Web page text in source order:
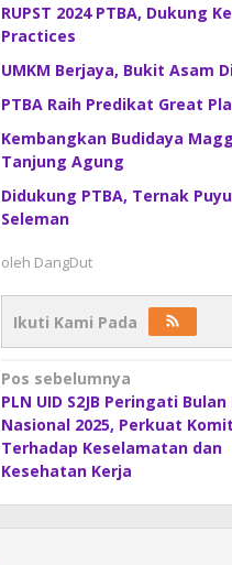
RUPST 2024 PTBA, Dukung
Practices
UMKM Berjaya, Bukit Asam
PTBA Raih Predikat Great
Kembangkan Budidaya
Tanjung Agung
Didukung PTBA, Ternak
Seleman
oleh DangDut
Ikuti Kami Pada
Navigasi
pos
Pos sebelumnya
PLN UID S2JB Peringati Bulan
Nasional 2025, Perkuat
Terhadap Keselamatan dan
Kesehatan Kerja